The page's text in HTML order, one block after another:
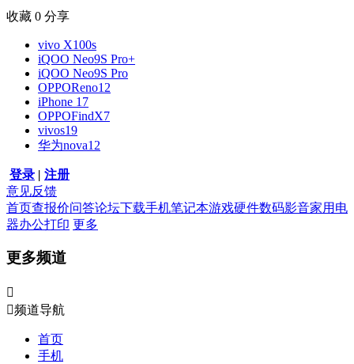
收藏 0 分享
vivo X100s
iQOO Neo9S Pro+
iQOO Neo9S Pro
OPPOReno12
iPhone 17
OPPOFindX7
vivos19
华为nova12
登录 | 注册
意见反馈
首页查报价问答论坛下载手机笔记本游戏硬件数码影音家用电
器办公打印 更多
更多频道

频道导航
首页
手机